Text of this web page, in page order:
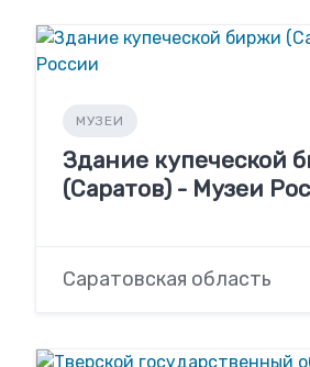
МУЗЕИ
Здание купеческой
(Саратов) - Музеи
Саратовская область